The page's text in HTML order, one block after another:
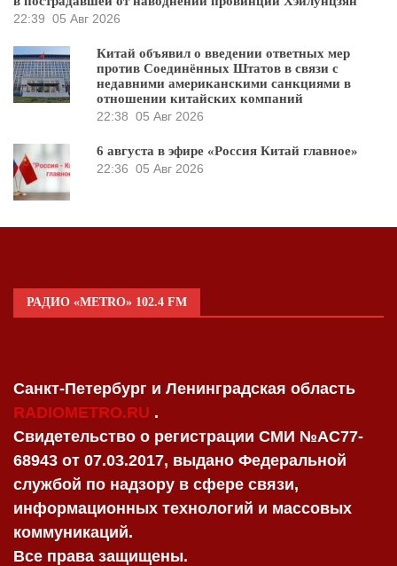
22:39 05 Авг 2026
Китай объявил о введении ответных мер
против Соединённых Штатов в связи с
недавними американскими санкциями в
отношении китайских компаний
22:38 05 Авг 2026
6 августа в эфире «Россия Китай главное»
22:36 05 Авг 2026
РАДИО «METRO» 102.4 FM
Санкт-Петербург и Ленинградская область
RADIOMETRO.RU .
Свидетельство о регистрации СМИ №AC77-
68943 от 07.03.2017, выдано Федеральной
службой по надзору в сфере связи,
информационных технологий и массовых
коммуникаций.
Все права защищены.